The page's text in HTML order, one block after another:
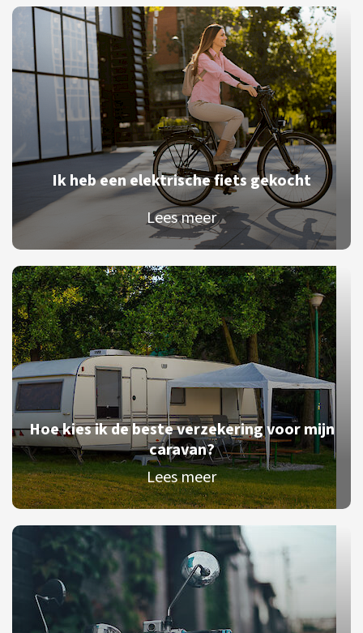
Ik heb een elektrische fiets gekocht
Lees meer
Hoe kies ik de beste verzekering voor mijn
caravan?
Lees meer